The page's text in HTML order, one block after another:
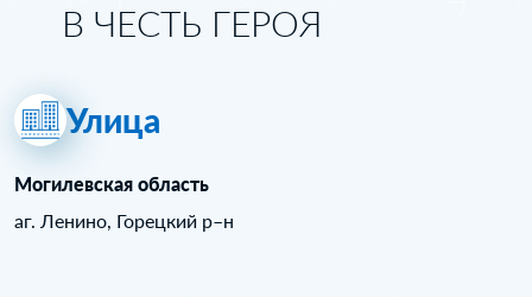
В ЧЕСТЬ ГЕРОЯ
Улица
Могилевская область
аг. Ленино, Горецкий р–н